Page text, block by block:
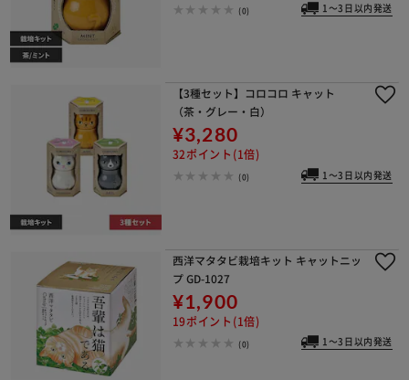
(0) 1～3日以内発送
【3種セット】コロコロ キャット
（茶・グレー・白）
¥3,280
32ポイント(1倍)
(0) 1～3日以内発送
西洋マタタビ栽培キット キャットニッ
プ GD-1027
¥1,900
19ポイント(1倍)
(0) 1～3日以内発送